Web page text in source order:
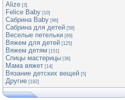
Alize [3]
Felice Baby [10]
Сабрина Baby [96]
Сабрина для детей [58]
Веселые петельки [69]
Вяжем для детей [125]
Вяжем детям [151]
Спицы мастерицы [36]
Мама вяжет [14]
Вязание детских вещей [5]
Другие [192]